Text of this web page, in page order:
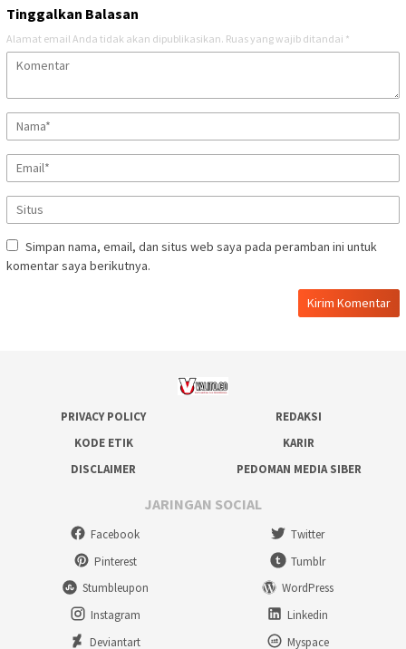
Tinggalkan Balasan
Alamat email Anda tidak akan dipublikasikan. Ruas yang wajib ditandai *
Simpan nama, email, dan situs web saya pada peramban ini untuk
komentar saya berikutnya.
PRIVACY POLICY
REDAKSI
KODE ETIK
KARIR
DISCLAIMER
PEDOMAN MEDIA SIBER
JARINGAN SOCIAL
Facebook
Twitter
Pinterest
Tumblr
Stumbleupon
WordPress
Instagram
Linkedin
Deviantart
Myspace